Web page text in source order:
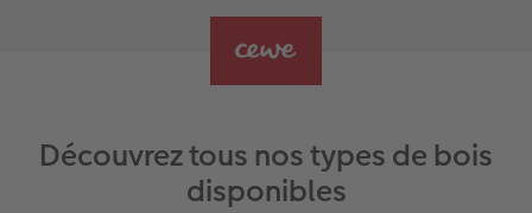
Découvrez tous nos types de bois
disponibles